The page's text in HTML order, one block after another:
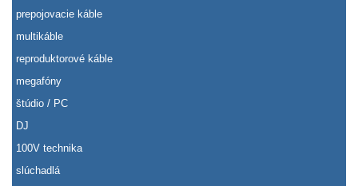
prepojovacie káble
multikáble
reproduktorové káble
megafóny
štúdio / PC
DJ
100V technika
slúchadlá